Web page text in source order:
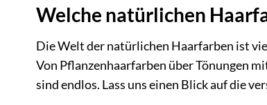
Welche natürlichen
Die Welt der natürlichen Haarfarben ist
Von Pflanzenhaarfarben über Tönungen
sind endlos. Lass uns einen Blick auf die